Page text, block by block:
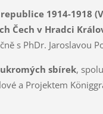
1914-1918
Čech v Hradci
s PhDr. Jaroslavou
sbírek,
a Projektem